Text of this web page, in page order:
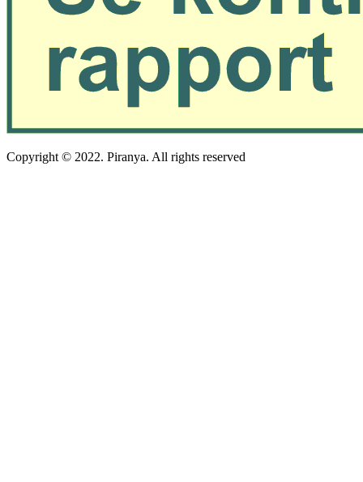
Copyright © 2022. Piranya. All rights reserved